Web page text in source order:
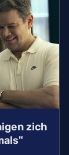
zich